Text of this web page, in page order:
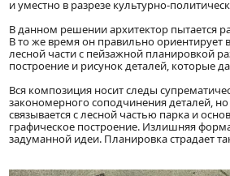
и уместно в разрезе культурно-
В данном решении архитектор пытается
В то же время он правильно ориентирует
лесной части с пейзажной планировкой
построение и рисунок деталей, которые
Вся композиция носит следы
закономерного соподчинения деталей,
связывается с лесной частью парка и
графическое построение. Излишняя
задуманной идеи. Планировка страдает